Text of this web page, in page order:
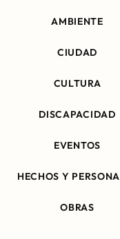
AMBIENTE
CIUDAD
CULTURA
DISCAPACIDAD
EVENTOS
HECHOS Y
OBRAS